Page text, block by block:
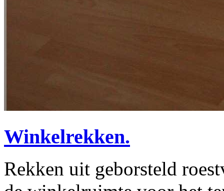
Winkelrekken.
Rekken uit geborsteld